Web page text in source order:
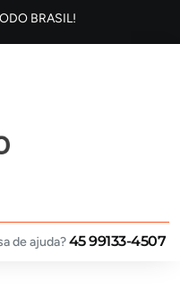
BRASIL!
de ajuda?45 99133-4507